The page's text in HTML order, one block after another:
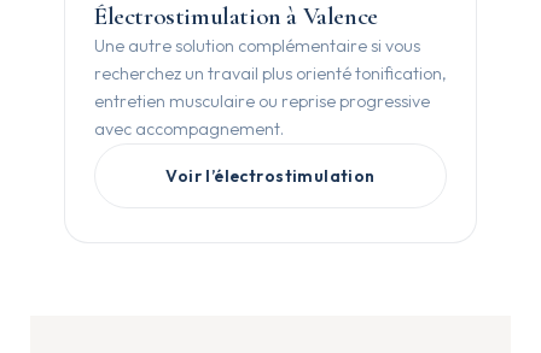
Électrostimulation à Valence
Une autre solution complémentaire si vous
recherchez un travail plus orienté tonification,
entretien musculaire ou reprise progressive
avec accompagnement.
Voir l’électrostimulation